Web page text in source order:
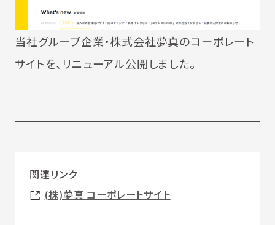
当社グループ企業・株式会社夢真のコーポレート
サイトを、リニューアル公開しました。
関連リンク
(株)夢真 コーポレートサイト